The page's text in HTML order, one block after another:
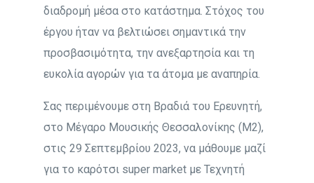
διαδρομή μέσα στο κατάστημα. Στόχος του
έργου ήταν να βελτιώσει σημαντικά την
προσβασιμότητα, την ανεξαρτησία και τη
ευκολία αγορών για τα άτομα με αναπηρία.
Σας περιμένουμε στη Βραδιά του Ερευνητή,
στο Μέγαρο Μουσικής Θεσσαλονίκης (Μ2),
στις 29 Σεπτεμβρίου 2023, να μάθουμε μαζί
για το καρότσι super market με Τεχνητή